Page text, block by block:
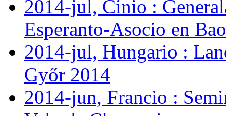
2014-jul, Ĉinio :
Esperanto-Asocio en
2014-jul, Hungario :
Győr 2014
2014-jun, Francio :